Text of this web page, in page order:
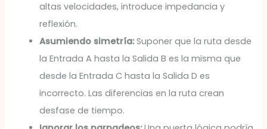
altas velocidades, introduce impedancia y
reflexión.
Asumiendo simetría:Suponer que la ruta desde
la Entrada A hasta la Salida B es la misma que
desde la Entrada C hasta la Salida D es
incorrecto. Las diferencias en la ruta crean
desfase de tiempo.